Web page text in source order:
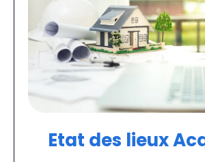
Etat des lieux